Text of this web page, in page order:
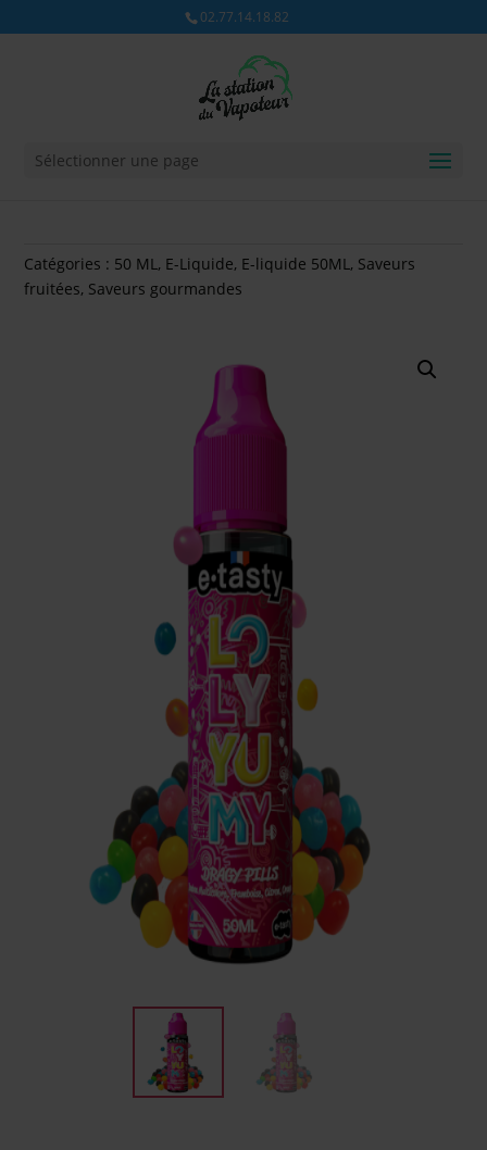
02.77.14.18.82
Sélectionner une page
Catégories : 50 ML, E-Liquide, E-liquide 50ML, Saveurs
fruitées, Saveurs gourmandes